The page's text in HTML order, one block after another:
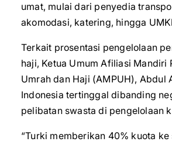
umat, mulai dari penyedia
akomodasi, katering, hingga
Terkait prosentasi pengelolaan
haji, Ketua Umum Afiliasi Mandiri
Umrah dan Haji (AMPUH), Abdul
Indonesia tertinggal dibanding
pelibatan swasta di pengelolaan
“Turki memberikan 40% kuota